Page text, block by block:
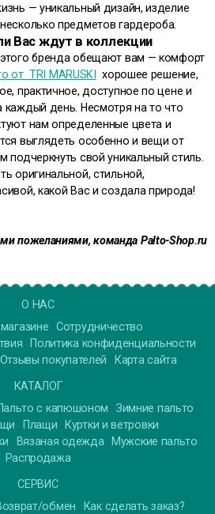
— уникальный дизайн, изделие
предметов гардероба.
Вас ждут в коллекции
бренда обещают вам — комфорт
от TRI MARUSKI
хорошее решение,
практичное, доступное по цене и
каждый день. Несмотря на то что
нам определенные цвета и
выглядеть особенно и вещи от
подчеркнуть свой уникальный стиль.
оригинальной, стильной,
какой Вас и создала природа!
пожеланиями, команда Palto-Shop.ru
О НАС
Сотрудничество
Политика конфиденциальности
Отзывы покупателей
Карта сайта
КАТАЛОГ
с капюшоном
Зимние пальто
Плащи
Куртки и ветровки
Вязаная одежда
Мужские пальто
Распродажа
СЕРВИС
обмен Как сделать заказ?